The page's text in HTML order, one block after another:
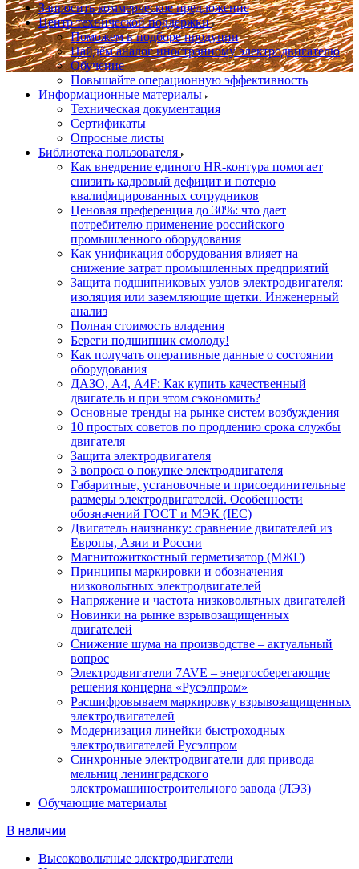
Запросить коммерческое предложение
Центр технической поддержки
Поможем в подборе продуции
Найдём аналог иностранному электродвигателю
Обучение
Повышайте операционную эффективность
Информационные материалы
Техническая документация
Сертификаты
Опросные листы
Библиотека пользователя
Как внедрение единого HR-контура помогает
снизить кадровый дефицит и потерю
квалифицированных сотрудников
Ценовая преференция до 30%: что дает
потребителю применение российского
промышленного оборудования
Как унификация оборудования влияет на
снижение затрат промышленных предприятий
Защита подшипниковых узлов электродвигателя:
изоляция или заземляющие щетки. Инженерный
анализ
Полная стоимость владения
Береги подшипник смолоду!
Как получать оперативные данные о состоянии
оборудования
ДАЗО, А4, А4F: Как купить качественный
двигатель и при этом сэкономить?
Основные тренды на рынке систем возбуждения
10 простых советов по продлению срока службы
двигателя
Защита электродвигателя
3 вопроса о покупке электродвигателя
Габаритные, установочные и присоединительные
размеры электродвигателей. Особенности
обозначений ГОСТ и МЭК (IEC)
Двигатель наизнанку: сравнение двигателей из
Европы, Азии и России
Магнитожиткостный герметизатор (МЖГ)
Принципы маркировки и обозначения
низковольтных электродвигателей
Напряжение и частота низковольтных двигателей
Новинки на рынке взрывозащищенных
двигателей
Снижение шума на производстве – актуальный
вопрос
Электродвигатели 7AVE – энергосберегающие
решения концерна «Русэлпром»
Расшифровываем маркировку взрывозащищенных
электродвигателей
Модернизация линейки быстроходных
электродвигателей Русэлпром
Синхронные электродвигатели для привода
мельниц ленинградского
электромашиностроительного завода (ЛЭЗ)
Обучающие материалы
В наличии
Высоковольтные электродвигатели